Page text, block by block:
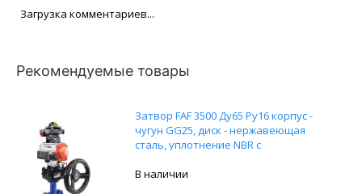
Загрузка комментариев...
Рекомендуемые товары
Затвор FAF 3500 Ду65 Ру16 корпус -
чугун GG25, диск - нержавеющая
сталь, уплотнение NBR с
пневмораспределителем 4M310-08
В наличии